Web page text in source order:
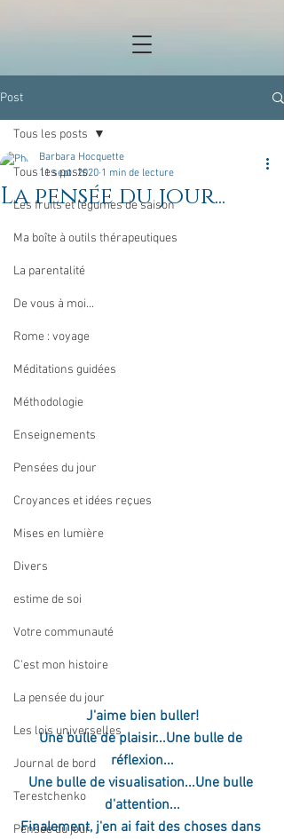
Post
Tous les posts
Les fruits et légumes de saison
Ma boîte à outils thérapeutiques
La parentalité
De vous à moi...
Rome : voyage
Méditations guidées
Méthodologie
Enseignements
Pensées du jour
Croyances et idées reçues
Mises en lumière
Divers
estime de soi
Votre communauté
C'est mon histoire
La pensée du jour
Les lois universelles
Journal de bord
Terestchenko
Pensée du jour
Tous les posts
La pensée du jour...
Barbara Hocquette
11 sept. 2020 1 min de lecture
J'aime bien buller!
Une bulle de plaisir...Une bulle de
réflexion...
Une bulle de visualisation...Une bulle
d'attention...
Finalement, j'en ai fait des choses dans